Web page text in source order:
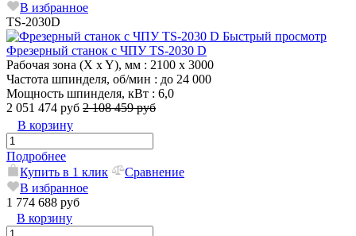
В избранное
TS-2030D
Быстрый просмотр
Фрезерный станок с ЧПУ TS-2030 D
Рабочая зона (X x Y), мм : 2100 x 3000
Частота шпинделя, об/мин : до 24 000
Мощность шпинделя, кВт : 6,0
2 051 474 руб 2 108 459 руб
В корзину
Подробнее
Купить в 1 клик
Сравнение
В избранное
1 774 688 руб
В корзину